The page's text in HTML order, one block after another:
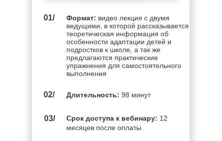
Срок доступа к вебинару: 12
месяцев после оплаты
Длительность: 98 минут
03/
02/
Формат: видео лекция с двумя
ведущими, в которой рассказывается
теоретическая информация об
особенности адаптации детей и
подростков к школе, а так же
предлагаются практические
упражнения для самостоятельного
выполнения
01/